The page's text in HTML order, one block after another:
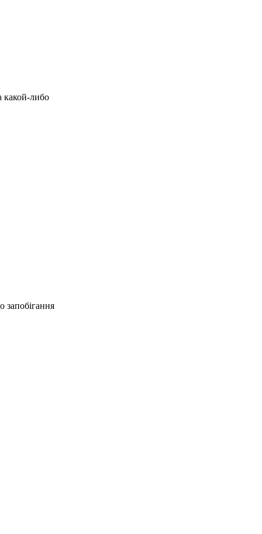
какой-либо
запобігання